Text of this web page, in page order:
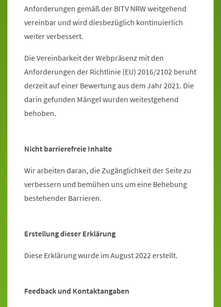
Anforderungen gemäß der BITV NRW weitgehend
vereinbar und wird diesbezüglich kontinuierlich
weiter verbessert.
Die Vereinbarkeit der Webpräsenz mit den
Anforderungen der Richtlinie (EU) 2016/2102 beruht
derzeit auf einer Bewertung aus dem Jahr 2021. Die
darin gefunden Mängel wurden weitestgehend
behoben.
Nicht barrierefreie Inhalte
Wir arbeiten daran, die Zugänglichkeit der Seite zu
verbessern und bemühen uns um eine Behebung
bestehender Barrieren.
Erstellung dieser Erklärung
Diese Erklärung wurde im August 2022 erstellt.
Feedback und Kontaktangaben